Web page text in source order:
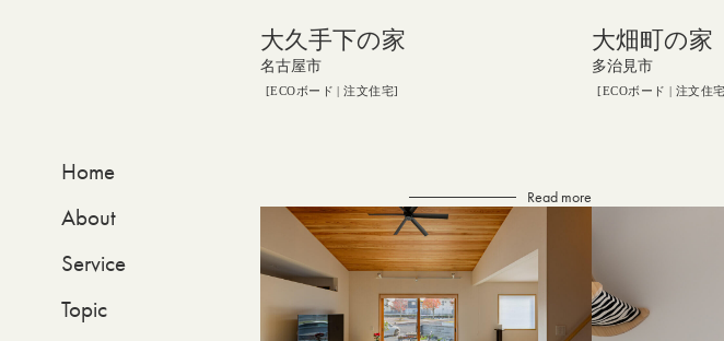
Home
About
Service
Topic
大久手下の家
名古屋市
ECOボード 注文住宅
Read more
大畑町の家
多治見市
ECOボード 注文住宅